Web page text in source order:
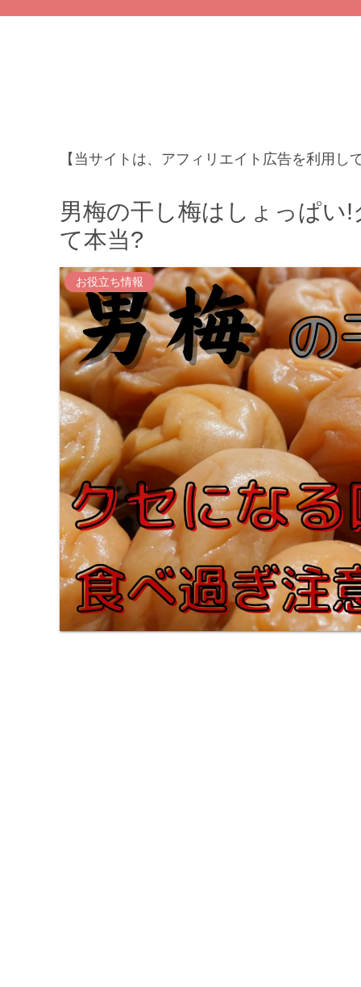
【当サイトは、アフィリエイト広告を利用し
男梅の干し梅はしょっぱい
て本当?
お役立ち情報